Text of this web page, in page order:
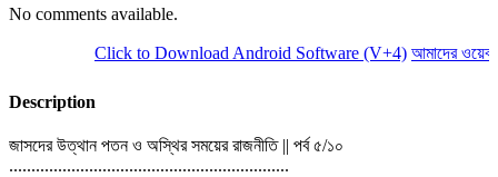
No comments available.
Click to Download Android Software (V+4) আমাদের
Description
জাসদের উত্থান পতন ও অস্থির সময়ের রাজনীতি || পর্ব ৫/১০
...............................................................